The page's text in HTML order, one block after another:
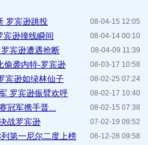
08-04-15 12:05
罗宾逊跳投
08-04-14 00:10
宾逊撞线瞬间
08-04-09 11:39
宾逊遭遇抢断
08-03-17 10:58
偷袭内特-罗宾逊
08-02-25 07:24
宾逊如绿林仙子
08-02-17 10:40
罗宾逊振臂欢呼
08-02-15 07:38
冠军携手晋...
07-02-19 09:52
战罗宾逊
06-12-28 09:58
第一尼尔二度上榜